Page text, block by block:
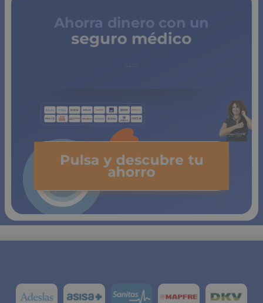
Ahorra dinero con un
seguro médico
Pulsa y descubre tu
ahorro